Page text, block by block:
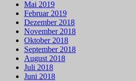
Mai 2019
Februar 2019
Dezember 2018
November 2018
Oktober 2018
September 2018
August 2018
Juli 2018
Juni 2018